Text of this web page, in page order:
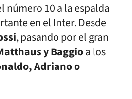
número 10 a la espalda
en el Inter. Desde
, pasando por el gran
y Baggioa los
Adriano o